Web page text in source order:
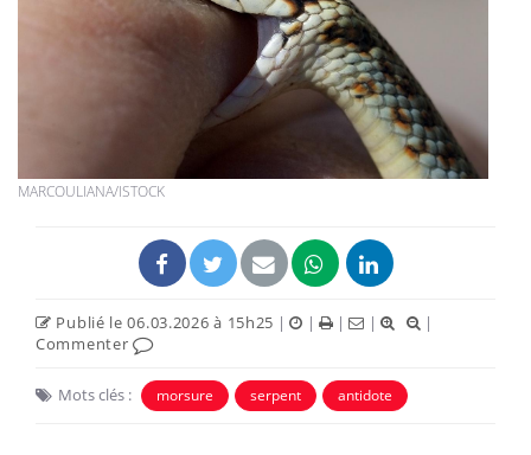
MARCOULIANA/ISTOCK
Publié le 06.03.2026 à 15h25 | | | |
|
Commenter
Mots clés : morsure serpent antidote